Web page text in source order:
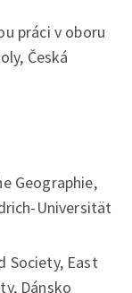
práci v oboru
Česká
Geographie,
Universität
Society, East
Dánsko